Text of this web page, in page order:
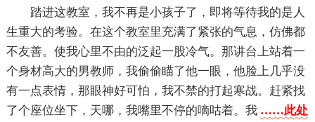
踏进这教室，我不再是小孩子了，即将等待我的是人
生重大的考验。在这个教室里充满了紧张的气息，仿佛都
不友善。使我心里不由的泛起一股冷气。那讲台上站着一
个身材高大的男教师，我偷偷瞄了他一眼，他脸上几乎没
有一点表情，那眼神好可怕，我不禁的打起寒战。赶紧找
了个座位坐下，天哪，我嘴里不停的嘀咕着。我 ……此处